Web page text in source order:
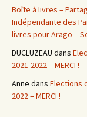
Boîte à livres –
Indépendante des
livres pour Arago –
DUCLUZEAU dans
2021-2022 – MERCI !
Anne dans Elections
2022 – MERCI !